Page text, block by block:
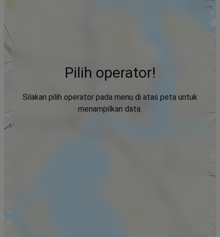
Pilih operator!
Silakan pilih operator pada menu di atas peta untuk
menampilkan data.